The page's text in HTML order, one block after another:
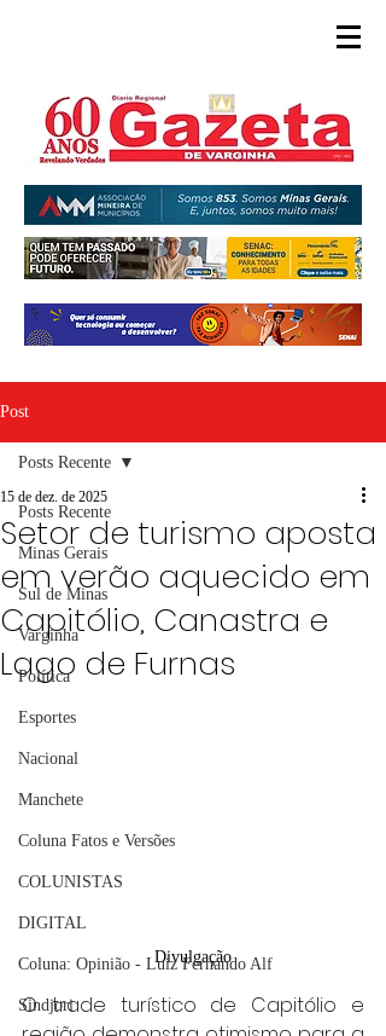
Post
Posts Recente
Minas Gerais
Sul de Minas
Varginha
Política
Esportes
Nacional
Manchete
Coluna Fatos e Versões
COLUNISTAS
DIGITAL
Coluna: Opinião - Luiz Fernando Alf
Sindjori
Posts Recente
Setor de turismo aposta
em verão aquecido em
Capitólio, Canastra e
Lago de Furnas
15 de dez. de 2025
Divulgação
O trade turístico de Capitólio e